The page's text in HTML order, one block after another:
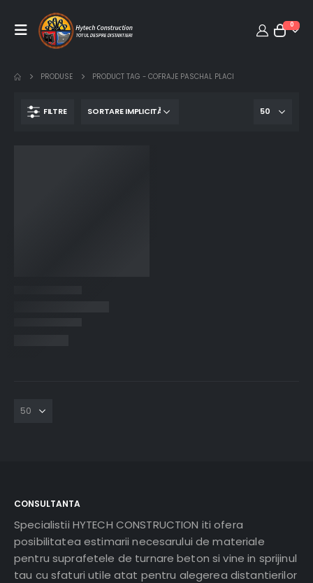
0
PRODUSE PRODUCT TAG - COFRAJE PASCHAL PLACI
FILTRE
CONSULTANTA
Specialistii HYTECH CONSTRUCTION iti ofera
posibilitatea estimarii necesarului de materiale
pentru suprafetele de turnare beton si vine in sprijinul
tau cu sfaturi utile atat pentru alegerea distantierilor